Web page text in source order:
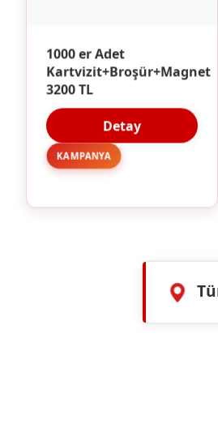
1000 er Adet
Kartvizit+Broşür+Magnet
3200 TL
Detay
KAMPANYA